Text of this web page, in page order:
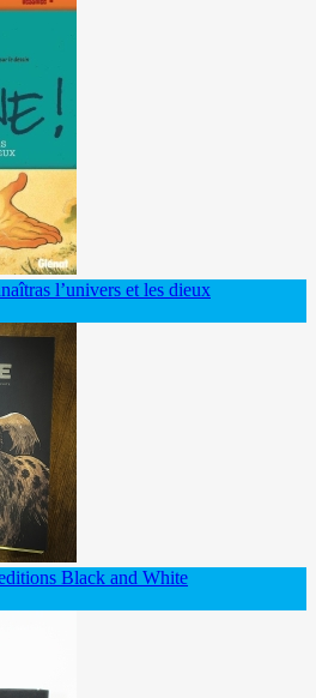
l’univers et les dieux
Black and White